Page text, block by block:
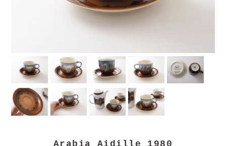
Arabia Aidille 1980